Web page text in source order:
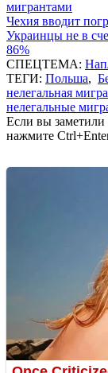
мигрантами
Чехия вводит
Украинцы не в
86%
СПЕЦТЕМА:
ТЕГИ: Польша,
нелегальная
нелегальные
Если вы
нажмите